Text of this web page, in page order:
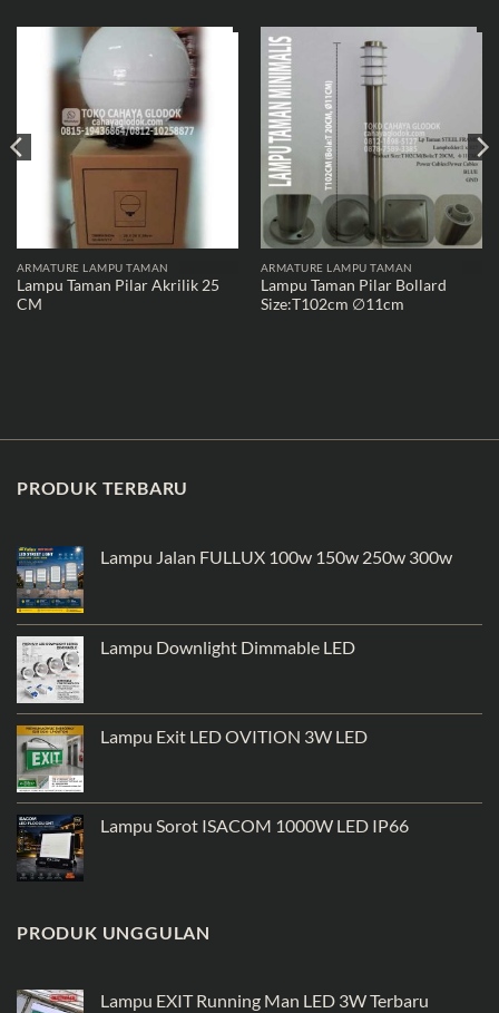
ARMATURE LAMPU TAMAN
Lampu Taman Pilar Akrilik 25
CM
ARMATURE LAMPU TAMAN
Lampu Taman Pilar Bollard
Size:T102cm ∅11cm
PRODUK TERBARU
Lampu Jalan FULLUX 100w 150w 250w 300w
Lampu Downlight Dimmable LED
Lampu Exit LED OVITION 3W LED
Lampu Sorot ISACOM 1000W LED IP66
PRODUK UNGGULAN
Lampu EXIT Running Man LED 3W Terbaru